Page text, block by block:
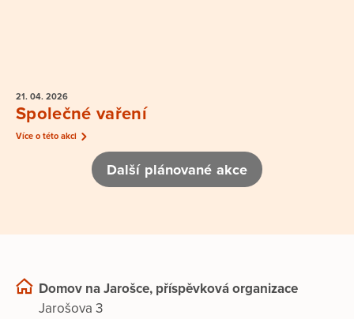
21. 04. 2026
Společné vaření
Více o této akci
Další plánované akce
Domov na Jarošce, příspěvková organizace
Jarošova 3